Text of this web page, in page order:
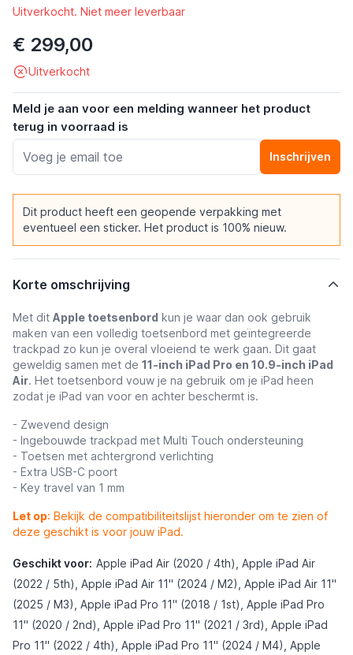
Uitverkocht. Niet meer leverbaar
€ 299,00
Uitverkocht
Meld je aan voor een melding wanneer het product
terug in voorraad is
Inschrijven
Dit product heeft een geopende verpakking met
eventueel een sticker. Het product is 100% nieuw.
Korte omschrijving
Met dit Apple toetsenbord kun je waar dan ook gebruik
maken van een volledig toetsenbord met geïntegreerde
trackpad zo kun je overal vloeiend te werk gaan. Dit gaat
geweldig samen met de 11-inch iPad Pro en 10.9-inch iPad
Air. Het toetsenbord vouw je na gebruik om je iPad heen
zodat je iPad van voor en achter beschermt is.
- Zwevend design
- Ingebouwde trackpad met Multi Touch ondersteuning
- Toetsen met achtergrond verlichting
- Extra USB-C poort
- Key travel van 1 mm
Let op: Bekijk de compatibiliteitslijst hieronder om te zien of
deze geschikt is voor jouw iPad.
Geschikt voor: Apple iPad Air (2020 / 4th), Apple iPad Air
(2022 / 5th), Apple iPad Air 11" (2024 / M2), Apple iPad Air 11"
(2025 / M3), Apple iPad Pro 11" (2018 / 1st), Apple iPad Pro
11" (2020 / 2nd), Apple iPad Pro 11" (2021 / 3rd), Apple iPad
Pro 11" (2022 / 4th), Apple iPad Pro 11" (2024 / M4), Apple